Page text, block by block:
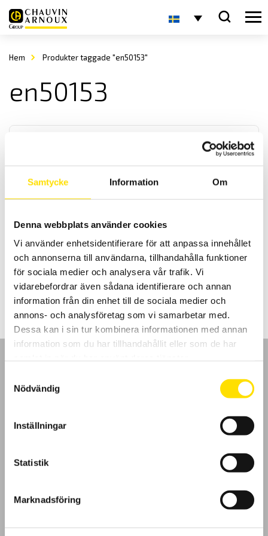
Samtycke Information Om
Denna webbplats använder cookies
Vi använder enhetsidentifierare för att anpassa innehållet
och annonserna till användarna, tillhandahålla funktioner
för sociala medier och analysera vår trafik. Vi
vidarebefordrar även sådana identifierare och annan
information från din enhet till de sociala medier och
annons- och analysföretag som vi samarbetar med.
Dessa kan i sin tur kombinera informationen med annan
information som du har tillhandahållit eller som de har
Nödvändig
Inställningar
Statistik
Marknadsföring
Hem Produkter taggade "en50153"
en50153
till fast- och rullande järnvägsmaterial samt för
LÄS MER
Kundundersökning